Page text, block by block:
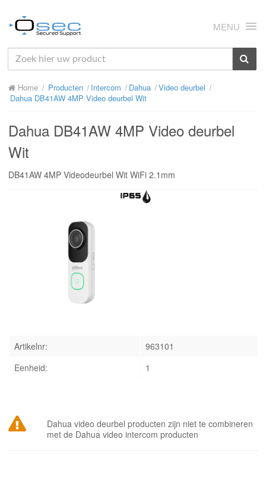
MENU
HOME
OVER ONS
Home Producten Intercom Dahua
Video deurbel
Dahua DB41AW 4MP Video deurbel Wit
Dahua DB41AW 4MP Video deurbel
Wit
DB41AW 4MP Videodeurbel Wit WiFi 2.1mm
Artikelnr:
963101
Eenheid:
1
Dahua video deurbel producten zijn niet te combineren
met de Dahua video intercom producten